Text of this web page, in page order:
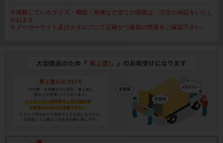
※掲載しているサイズ・機能・画像など全ての情報は、万全の保証をいたし
かねます。
※メーカーサイト及びカタログにて正確かつ最新の情報をご確認下さい。